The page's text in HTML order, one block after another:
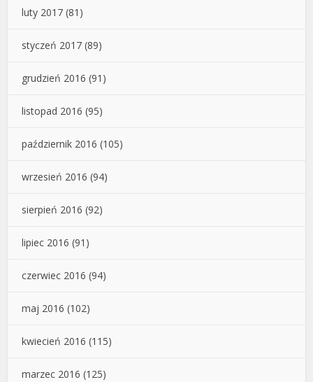
luty 2017 (81)
styczeń 2017 (89)
grudzień 2016 (91)
listopad 2016 (95)
październik 2016 (105)
wrzesień 2016 (94)
sierpień 2016 (92)
lipiec 2016 (91)
czerwiec 2016 (94)
maj 2016 (102)
kwiecień 2016 (115)
marzec 2016 (125)